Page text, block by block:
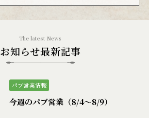
お知らせ最新記事
パブ営業情報
今週のパブ営業（8/4〜8/9）